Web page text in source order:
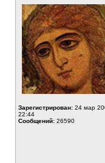
Зарегистрирован: 24 мар
22:44
Сообщений: 26590